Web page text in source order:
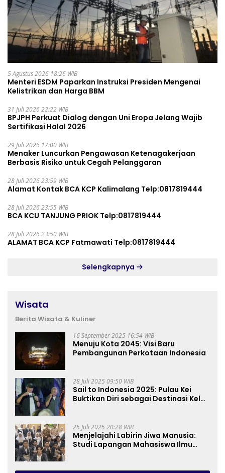
5 Agustus 2026 18:26 WIB
Menteri ESDM Paparkan Instruksi Presiden Mengenai
Kelistrikan dan Harga BBM
31 Juli 2026 22:22 WIB
BPJPH Perkuat Dialog dengan Uni Eropa Jelang Wajib
Sertifikasi Halal 2026
29 Juli 2026 17:00 WIB
Menaker Luncurkan Pengawasan Ketenagakerjaan
Berbasis Risiko untuk Cegah Pelanggaran
28 Juli 2026 23:59 WIB
Alamat Kontak BCA KCP Kalimalang Telp:0817819444
28 Juli 2026 23:55 WIB
BCA KCU TANJUNG PRIOK Telp:0817819444
28 Juli 2026 23:50 WIB
ALAMAT BCA KCP Fatmawati Telp:0817819444
Selengkapnya
Wisata
Berita Wisata & Kuliner
16 September 2025 16:54 WIB
Menuju Kota 2045: Visi Baru
Pembangunan Perkotaan Indonesia
28 Juli 2025 09:50 WIB
Sail to Indonesia 2025: Pulau Kei
Buktikan Diri sebagai Destinasi Kelas
25 Juli 2025 20:28 WIB
Menjelajahi Labirin Jiwa Manusia:
Studi Lapangan Mahasiswa Ilmu